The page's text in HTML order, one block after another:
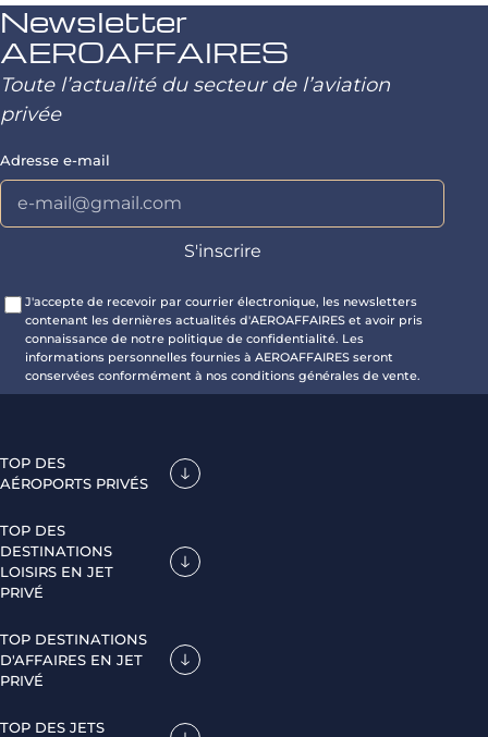
Newsletter
AEROAFFAIRES
Toute l’actualité du secteur de l’aviation
privée
Adresse e-mail
J'accepte de recevoir par courrier électronique, les newsletters
contenant les dernières actualités d'AEROAFFAIRES et avoir pris
connaissance de notre politique de confidentialité. Les
informations personnelles fournies à AEROAFFAIRES seront
conservées conformément à nos conditions générales de vente.
TOP DES
AÉROPORTS PRIVÉS
TOP DES
DESTINATIONS
LOISIRS EN JET
PRIVÉ
TOP DESTINATIONS
D'AFFAIRES EN JET
PRIVÉ
TOP DES JETS